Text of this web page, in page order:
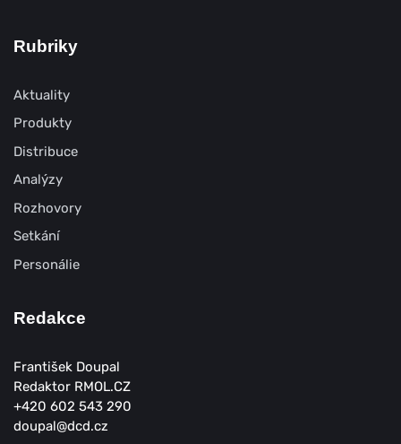
Rubriky
Aktuality
Produkty
Distribuce
Analýzy
Rozhovory
Setkání
Personálie
Redakce
František Doupal
Redaktor RMOL.CZ
+420 602 543 290
doupal@dcd.cz